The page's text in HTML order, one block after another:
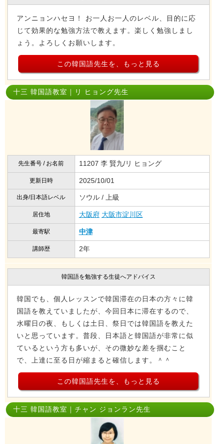
アンニョンハセヨ！ お一人お一人のレベル、目的に応
じて効果的な勉強方法で教えます。楽しく勉強しまし
ょう。よろしくお願いします。
この韓国語先生を、もっと見る
十三 韓国語教室｜リ ヒョング先生
先生番号 / お名前 11207 李 賢九/リ ヒョング
更新日時 2025/10/01
出身/日本語レベル ソウル / 上級
居住地 大阪府 大阪市淀川区
最寄駅 中津
講師歴 2年
韓国語を勉強する生徒へアドバイス
韓国でも、個人レッスンで韓国滞在の日本の方々に韓
国語を教えていましたが、今回日本に滞在するので、
水曜日の夜、もしくは土日、祭日では韓国語を教えた
いと思っています。普段、日本語と韓国語が非常に似
ているという方も多いが、その微妙な差を掴むこと
で、上達に至る日が縮まると確信します。＾＾
この韓国語先生を、もっと見る
十三 韓国語教室｜チャン ジョンラン先生